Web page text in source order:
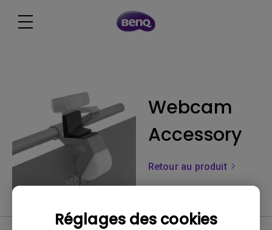
Réglages des cookies
Webcam
Accessory
Retour au produit